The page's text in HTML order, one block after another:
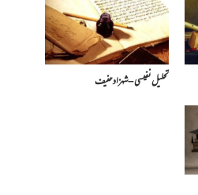
تحلیل نفیسی – شہزاد حنیف